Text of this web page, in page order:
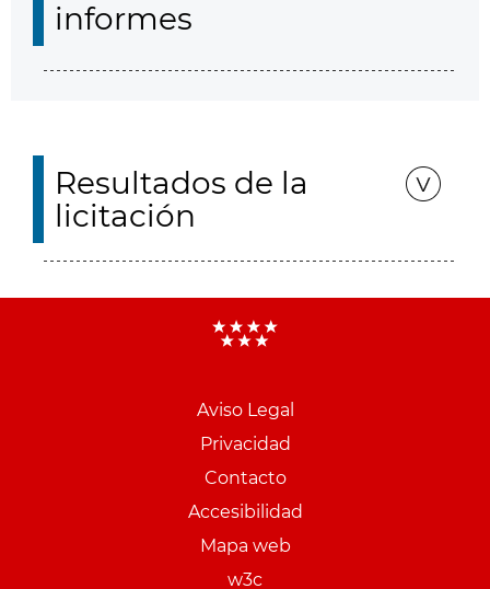
informes
Resultados de la
licitación
Aviso Legal
Privacidad
Contacto
Accesibilidad
Mapa web
w3c